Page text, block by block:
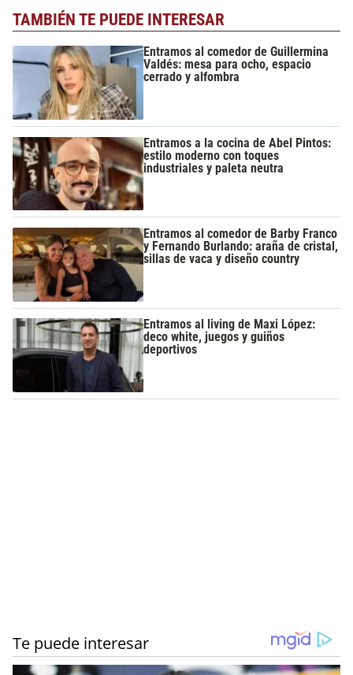
TAMBIÉN TE PUEDE INTERESAR
Entramos al comedor de Guillermina
Valdés: mesa para ocho, espacio
cerrado y alfombra
Entramos a la cocina de Abel Pintos:
estilo moderno con toques
industriales y paleta neutra
Entramos al comedor de Barby Franco
y Fernando Burlando: araña de cristal,
sillas de vaca y diseño country
Entramos al living de Maxi López:
deco white, juegos y guiños
deportivos